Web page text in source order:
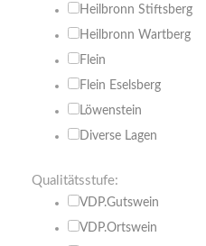
Heilbronn Stiftsberg
Heilbronn Wartberg
Flein
Flein Eselsberg
Löwenstein
Diverse Lagen
Qualitätsstufe:
VDP.Gutswein
VDP.Ortswein